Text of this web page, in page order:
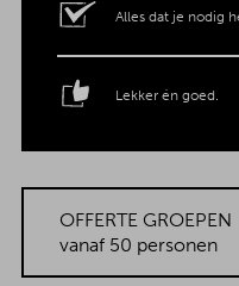
Alles dat je nodig
Lekker én goed.
OFFERTE GROEPEN
vanaf 50 personen